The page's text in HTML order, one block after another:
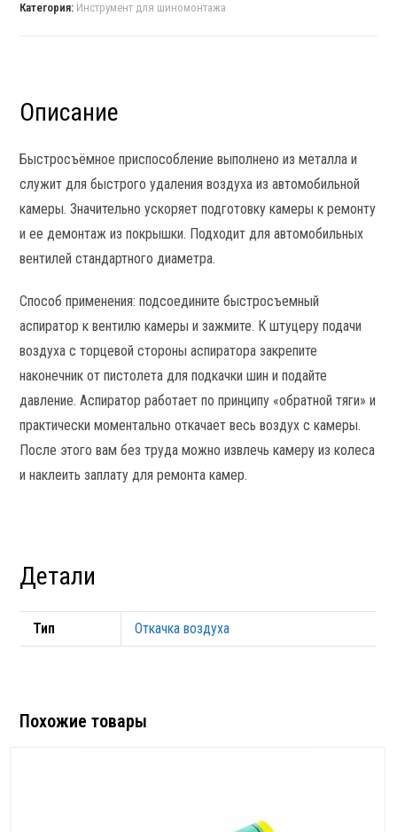
Категория: Инструмент для шиномонтажа
Описание
Быстросъёмное приспособление выполнено из металла и
служит для быстрого удаления воздуха из автомобильной
камеры. Значительно ускоряет подготовку камеры к ремонту
и ее демонтаж из покрышки. Подходит для автомобильных
вентилей стандартного диаметра.
Способ применения: подсоедините быстросъемный
аспиратор к вентилю камеры и зажмите. К штуцеру подачи
воздуха с торцевой стороны аспиратора закрепите
наконечник от пистолета для подкачки шин и подайте
давление. Аспиратор работает по принципу «обратной тяги» и
практически моментально откачает весь воздух с камеры.
После этого вам без труда можно извлечь камеру из колеса
и наклеить заплату для ремонта камер.
Детали
Тип Откачка воздуха
Похожие товары